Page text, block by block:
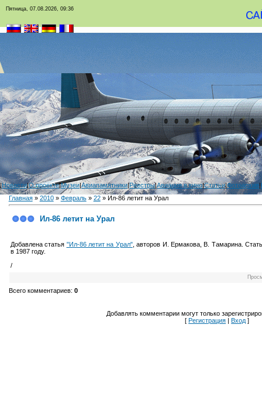
Пятница, 07.08.2026, 09:36
|Новости|О проекте|Музеи|Авиапамятники|Реестры|Авиация в кино|Статьи|Фотоархив|
Главная» 2010 » Февраль » 22» Ил-86 летит на Урал
Ил-86 летит на Урал
Добавлена статья "Ил-86 летит на Урал", авторов И. Ермакова, В. Тамарина.
в 1987 году.
/
Всего комментариев: 0
Добавлять комментарии могут только
[Регистрация |Вход ]